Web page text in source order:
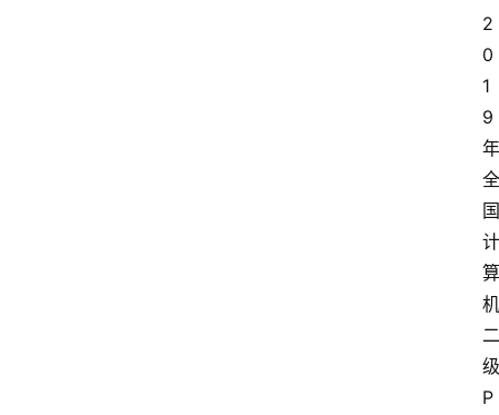
2
0
1
9
年
全
国
计
算
机
二
级
P